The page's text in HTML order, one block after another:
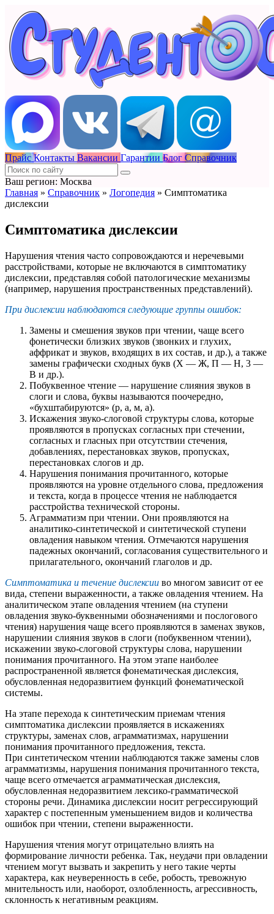
Прайс Контакты Вакансии Гарантии Блог Справочник
Ваш регион: Москва
Главная » Справочник » Логопедия » Симптоматика
дислексии
Симптоматика дислексии
Нарушения чтения часто сопровождаются и неречевыми
расстройствами, которые не включаются в симптоматику
дислексии, представляя собой патологические механизмы
(например, нарушения пространственных представлений).
При дислексии наблюдаются следующие группы ошибок:
Замены и смешения звуков при чтении, чаще всего
фонетически близких звуков (звонких и глухих,
аффрикат и звуков, входящих в их состав, и др.), а также
замены графически сходных букв (X — Ж, П — Н, 3 —
В и др.).
Побуквенное чтение — нарушение слияния звуков в
слоги и слова, буквы называются поочередно,
«бухштабируются» (р, а, м, а).
Искажения звуко-слоговой структуры слова, которые
проявляются в пропусках согласных при стечении,
согласных и гласных при отсутствии стечения,
добавлениях, перестановках звуков, пропусках,
перестановках слогов и др.
Нарушения понимания прочитанного, которые
проявляются на уровне отдельного слова, предложения
и текста, когда в процессе чтения не наблюдается
расстройства технической стороны.
Аграмматизм при чтении. Они проявляются на
аналитико-синтетической и синтетической ступени
овладения навыком чтения. Отмечаются нарушения
падежных окончаний, согласования существительного и
прилагательного, окончаний глаголов и др.
Симптоматика и течение дислексии во многом зависит от ее
вида, степени выраженности, а также овладения чтением. На
аналитическом этапе овладения чтением (на ступени
овладения звуко-буквенными обозначениями и послогового
чтения) нарушения чаще всего проявляются в заменах звуков,
нарушении слияния звуков в слоги (побуквенном чтении),
искажении звуко-слоговой структуры слова, нарушении
понимания прочитанного. На этом этапе наиболее
распространенной является фонематическая дислексия,
обусловленная недоразвитием функций фонематической
системы.
На этапе перехода к синтетическим приемам чтения
симптоматика дислексии проявляется в искажениях
структуры, заменах слов, аграмматизмах, нарушении
понимания прочитанного предложения, текста.
При синтетическом чтении наблюдаются также замены слов
аграмматизмы, нарушения понимания прочитанного текста,
чаще всего отмечается аграмматическая дислексия,
обусловленная недоразвитием лексико-грамматической
стороны речи. Динамика дислексии носит регрессирующий
характер с постепенным уменьшением видов и количества
ошибок при чтении, степени выраженности.
Нарушения чтения могут отрицательно влиять на
формирование личности ребенка. Так, неудачи при овладении
чтением могут вызвать и закрепить у него такие черты
характера, как неуверенность в себе, робость, тревожную
мнительность или, наоборот, озлобленность, агрессивность,
склонность к негативным реакциям.